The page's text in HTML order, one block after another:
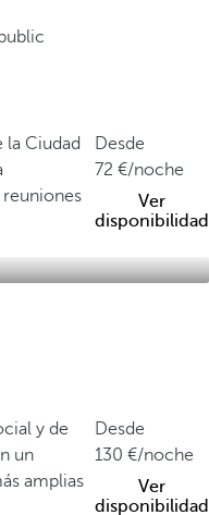
Ciudad
Desde
72
/noche
Ver
disponibilidad
y de
un
amplias
Desde
130
/noche
Ver
disponibilidad